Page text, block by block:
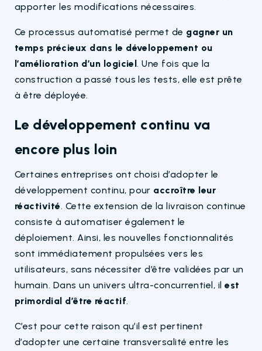
apporter les modifications nécessaires.
Ce processus automatisé permet de gagner un
temps précieux dans le développement ou
l’amélioration d’un logiciel. Une fois que la
construction a passé tous les tests, elle est prête
à être déployée.
Le développement continu va
encore plus loin
Certaines entreprises ont choisi d’adopter le
développement continu, pour accroître leur
réactivité. Cette extension de la livraison continue
consiste à automatiser également le
déploiement. Ainsi, les nouvelles fonctionnalités
sont immédiatement propulsées vers les
utilisateurs, sans nécessiter d’être validées par un
humain. Dans un univers ultra-concurrentiel, ilest
primordial d’être réactif.
C’est pour cette raison qu’il est pertinent
d’adopter une certaine transversalité entre les